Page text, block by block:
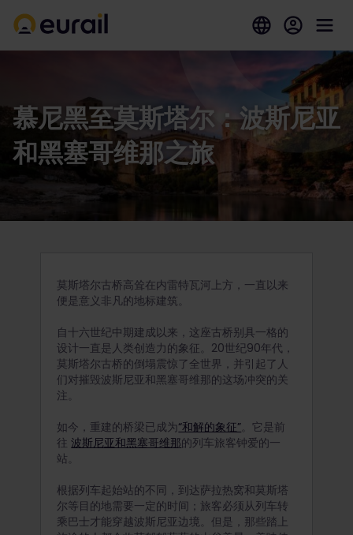
慕尼黑至莫斯塔尔：波斯尼亚
和黑塞哥维那之旅
莫斯塔尔古桥高耸在内雷特瓦河上方，一直以来
便是意义非凡的地标建筑。
自十六世纪中期建成以来，这座古桥别具一格的
设计一直是人类创造力的象征。20世纪90年代，
莫斯塔尔古桥的倒塌震惊了全世界，并引起了人
们对摧毁波斯尼亚和黑塞哥维那的这场冲突的关
注。
如今，重建的桥梁已成为“和解的象征” 。它是前
往波斯尼亚和黑塞哥维那的列车旅客钟爱的一
站。
根据列车起始站的不同，到达萨拉热窝和莫斯塔
尔等目的地需要一定的时间；旅客必须从列车转
乘巴士才能穿越波斯尼亚边境。但是，那些踏上